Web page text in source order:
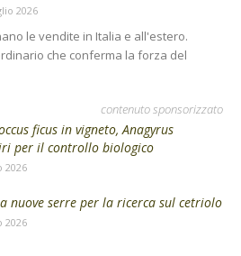
2026
le vendite in Italia e all'estero.
che conferma la forza del
contenuto sponsorizzato
ficus in vigneto, Anagyrus
per il controllo biologico
2026
nuove serre per la ricerca sul cetriolo
2026